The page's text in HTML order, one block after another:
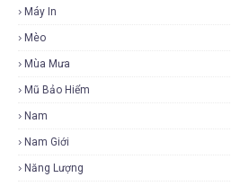
Máy In
Mèo
Mùa Mưa
Mũ Bảo Hiểm
Nam
Nam Giới
Năng Lượng